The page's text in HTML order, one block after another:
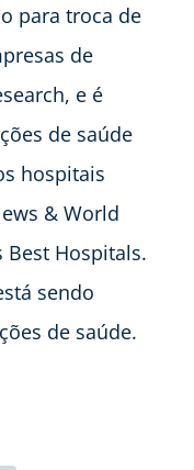
para troca de
de
e é
de saúde
hospitais
& World
Best Hospitals.
sendo
de saúde.